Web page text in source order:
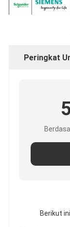
Peringkat
Berikut